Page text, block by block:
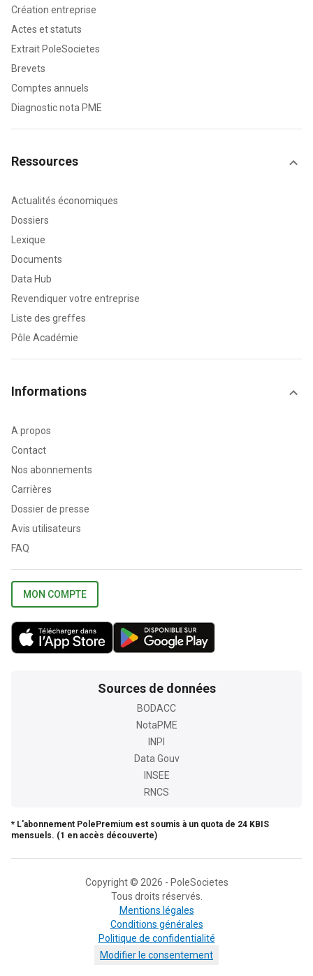
Création entreprise
Actes et statuts
Extrait PoleSocietes
Brevets
Comptes annuels
Diagnostic nota PME
Ressources
Actualités économiques
Dossiers
Lexique
Documents
Data Hub
Revendiquer votre entreprise
Liste des greffes
Pôle Académie
Informations
A propos
Contact
Nos abonnements
Carrières
Dossier de presse
Avis utilisateurs
FAQ
MON COMPTE
Sources de données
BODACC
NotaPME
INPI
Data Gouv
INSEE
RNCS
* L'abonnement PolePremium est soumis à un quota de 24 KBIS
mensuels. (1 en accès découverte)
Copyright © 2026 - PoleSocietes
Tous droits réservés.
Mentions légales
Conditions générales
Politique de confidentialité
Modifier le consentement